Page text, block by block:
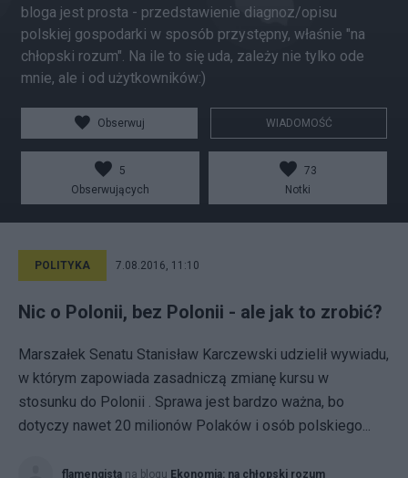
bloga jest prosta - przedstawienie diagnoz/opisu
polskiej gospodarki w sposób przystępny, właśnie "na
chłopski rozum". Na ile to się uda, zależy nie tylko ode
mnie, ale i od użytkowników:)
Obserwuj WIADOMOŚĆ
5
Obserwujących
73
Notki
POLITYKA 7.08.2016, 11:10
Nic o Polonii, bez Polonii - ale jak to zrobić?
Marszałek Senatu Stanisław Karczewski udzielił wywiadu,
w którym zapowiada zasadniczą zmianę kursu w
stosunku do Polonii . Sprawa jest bardzo ważna, bo
dotyczy nawet 20 milionów Polaków i osób polskiego...
flamengista na blogu Ekonomia: na chłopski rozum